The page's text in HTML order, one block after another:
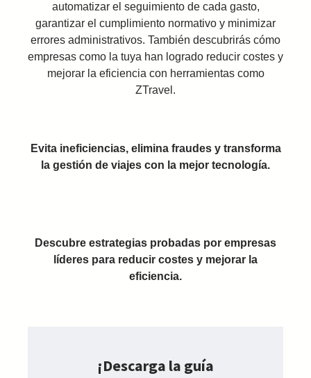
automatizar el seguimiento de cada gasto,
garantizar el cumplimiento normativo y minimizar
errores administrativos. También descubrirás cómo
empresas como la tuya han logrado reducir costes y
mejorar la eficiencia con herramientas como
ZTravel.
Evita ineficiencias, elimina fraudes y transforma
la gestión de viajes con la mejor tecnología.
Descubre estrategias probadas por empresas
líderes para reducir costes y mejorar la
eficiencia.
¡Descarga la guía